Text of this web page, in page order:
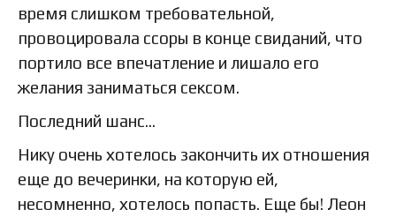
время слишком требовательной,
провоцировала ссоры в конце свиданий, что
портило все впечатление и лишало его
желания заниматься сексом.
Последний шанс…
Нику очень хотелось закончить их отношения
еще до вечеринки, на которую ей,
несомненно, хотелось попасть. Еще бы! Леон